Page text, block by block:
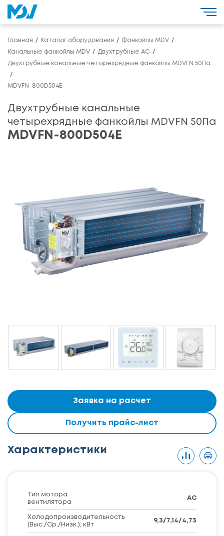
Главная Каталог оборудования Фанкойлы MDV
Канальные фанкойлы MDV Двухтрубные AC
Двухтрубные канальные четырехрядные фанкойлы MDVFN 50Па
MDVFN-800D504E
Двухтрубные канальные
четырехрядные фанкойлы MDVFN 50Па
MDVFN-800D504E
Заявка на расчет
Получить прайс-лист
Характеристики
Тип мотора
вентилятора
AC
Холодопроизводительность
(Выс./Ср./Низк.), кВт
9,3/7,14/4,73